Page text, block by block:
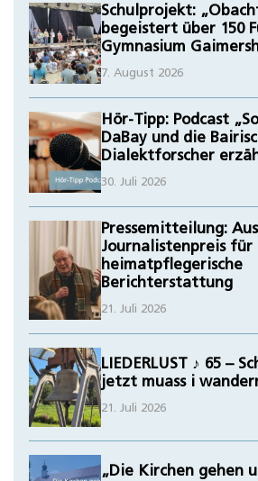
Schulprojekt:
begeistert über 150
Gymnasium
7. August 2026
Hör-Tipp: Podcast
DaBay und die
Dialektforscher
30. Juli 2026
Pressemitteilung:
Journalistenpreis für
heimatpflegerische
Berichterstattung
21. Juli 2026
LIEDERLUST ♪ 65 –
jetzt muass i
21. Juli 2026
„Die Kirchen gehen